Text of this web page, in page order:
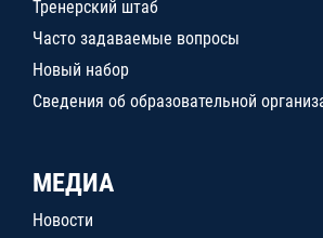
Тренерский штаб
Часто задаваемые вопросы
Новый набор
Сведения об образовательной
МЕДИА
Новости